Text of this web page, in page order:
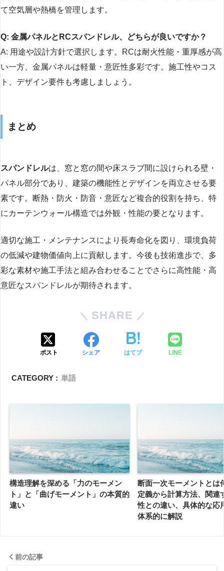
て空気層や熱橋を管理します。
Q: 金属パネルとRCスパンドレル、どちらが良いですか？
A: 用途や設計方針で選択します。RCは耐火性能・重厚感が高
い一方、金属パネルは軽量・意匠性多彩です。施工性やコス
ト、デザイン要件も考慮しましょう。
まとめ
スパンドレルは、窓と窓の間や床スラブ間に設けられる壁・
パネル部分であり、建築の機能性とデザインを両立させる要
素です。断熱・防火・防音・意匠など複合的役割を持ち、特
にカーテンウォール構造では外観・性能の要となります。
適切な施工・メンテナンスにより長寿命化を図り、環境負荷
の低減や建物価値向上に貢献します。今後も技術進歩で、多
彩な素材や施工手法と組み合わせることでさらに高性能・高
意匠なスパンドレルが期待されます。
SHARE
ポスト シェア はてブ LINE
CATEGORY : 単語
構造理解を深める「力のモーメン
ト」と「曲げモーメント」の本質的
違い
断面一次モーメントとは
定義から計算方法、関連
性との違い、具体的な応
体系的に解説
前の記事